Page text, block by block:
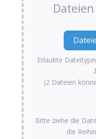
Erlaubte
(2 Dateien
Bitte ziehe die
die